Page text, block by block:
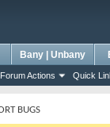
Forum Actions Quick
Bany | Unbany
BUGS